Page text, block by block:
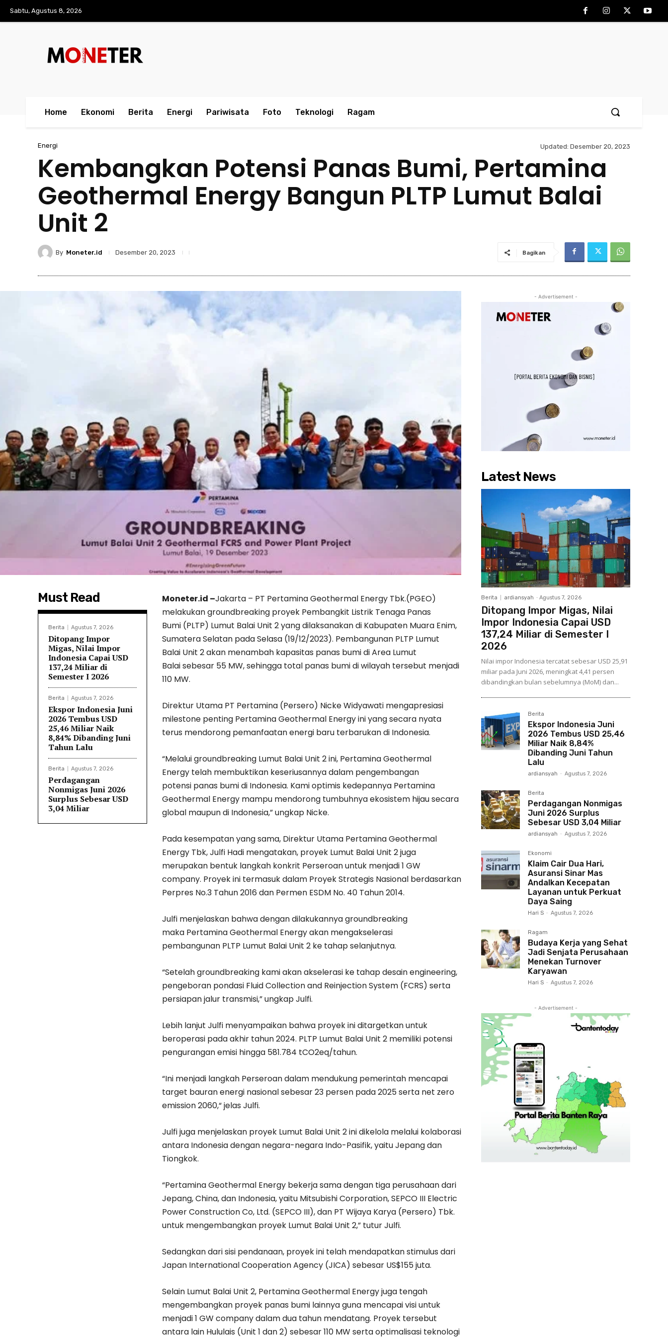
Sabtu, Agustus 8, 2026
Home Ekonomi Berita Energi Pariwisata Foto Teknologi Ragam
Energi Updated: Desember 20, 2023
Kembangkan Potensi Panas Bumi, Pertamina
Geothermal Energy Bangun PLTP Lumut Balai
Unit 2
By Moneter.id Desember 20, 2023 Bagikan
Must Read
Berita Agustus 7, 2026
Ditopang Impor
Migas, Nilai Impor
Indonesia Capai USD
137,24 Miliar di
Semester I 2026
Berita Agustus 7, 2026
Ekspor Indonesia Juni
2026 Tembus USD
25,46 Miliar Naik
8,84% Dibanding Juni
Tahun Lalu
Berita Agustus 7, 2026
Perdagangan
Nonmigas Juni 2026
Surplus Sebesar USD
3,04 Miliar
Moneter.id –Jakarta – PT Pertamina Geothermal Energy Tbk.(PGEO)
melakukan groundbreaking proyek Pembangkit Listrik Tenaga Panas
Bumi (PLTP) Lumut Balai Unit 2 yang dilaksanakan di Kabupaten Muara Enim,
Sumatera Selatan pada Selasa (19/12/2023). Pembangunan PLTP Lumut
Balai Unit 2 akan menambah kapasitas panas bumi di Area Lumut
Balai sebesar 55 MW, sehingga total panas bumi di wilayah tersebut menjadi
110 MW.
Direktur Utama PT Pertamina (Persero) Nicke Widyawati mengapresiasi
milestone penting Pertamina Geothermal Energy ini yang secara nyata
terus mendorong pemanfaatan energi baru terbarukan di Indonesia.
“Melalui groundbreaking Lumut Balai Unit 2 ini, Pertamina Geothermal
Energy telah membuktikan keseriusannya dalam pengembangan
potensi panas bumi di Indonesia. Kami optimis kedepannya Pertamina
Geothermal Energy mampu mendorong tumbuhnya ekosistem hijau secara
global maupun di Indonesia,” ungkap Nicke.
Pada kesempatan yang sama, Direktur Utama Pertamina Geothermal
Energy Tbk, Julfi Hadi mengatakan, proyek Lumut Balai Unit 2 juga
merupakan bentuk langkah konkrit Perseroan untuk menjadi 1 GW
company. Proyek ini termasuk dalam Proyek Strategis Nasional berdasarkan
Perpres No.3 Tahun 2016 dan Permen ESDM No. 40 Tahun 2014.
Julfi menjelaskan bahwa dengan dilakukannya groundbreaking
maka Pertamina Geothermal Energy akan mengakselerasi
pembangunan PLTP Lumut Balai Unit 2 ke tahap selanjutnya.
“Setelah groundbreaking kami akan akselerasi ke tahap desain engineering,
pengeboran pondasi Fluid Collection and Reinjection System (FCRS) serta
persiapan jalur transmisi,” ungkap Julfi.
Lebih lanjut Julfi menyampaikan bahwa proyek ini ditargetkan untuk
beroperasi pada akhir tahun 2024. PLTP Lumut Balai Unit 2 memiliki potensi
pengurangan emisi hingga 581.784 tCO2eq/tahun.
“Ini menjadi langkah Perseroan dalam mendukung pemerintah mencapai
target bauran energi nasional sebesar 23 persen pada 2025 serta net zero
emission 2060,“ jelas Julfi.
Julfi juga menjelaskan proyek Lumut Balai Unit 2 ini dikelola melalui kolaborasi
antara Indonesia dengan negara-negara Indo-Pasifik, yaitu Jepang dan
Tiongkok.
“Pertamina Geothermal Energy bekerja sama dengan tiga perusahaan dari
Jepang, China, dan Indonesia, yaitu Mitsubishi Corporation, SEPCO III Electric
Power Construction Co, Ltd. (SEPCO III), dan PT Wijaya Karya (Persero) Tbk.
untuk mengembangkan proyek Lumut Balai Unit 2,” tutur Julfi.
Sedangkan dari sisi pendanaan, proyek ini telah mendapatkan stimulus dari
Japan International Cooperation Agency (JICA) sebesar US$155 juta.
Selain Lumut Balai Unit 2, Pertamina Geothermal Energy juga tengah
mengembangkan proyek panas bumi lainnya guna mencapai visi untuk
menjadi 1 GW company dalam dua tahun mendatang. Proyek tersebut
antara lain Hululais (Unit 1 dan 2) sebesar 110 MW serta optimalisasi teknologi
- Advertisement -
Latest News
Berita ardiansyah - Agustus 7, 2026
Ditopang Impor Migas, Nilai
Impor Indonesia Capai USD
137,24 Miliar di Semester I
2026
Nilai impor Indonesia tercatat sebesar USD 25,91
miliar pada Juni 2026, meningkat 4,41 persen
dibandingkan bulan sebelumnya (MoM) dan...
Berita
Ekspor Indonesia Juni
2026 Tembus USD 25,46
Miliar Naik 8,84%
Dibanding Juni Tahun
Lalu
ardiansyah - Agustus 7, 2026
Berita
Perdagangan Nonmigas
Juni 2026 Surplus
Sebesar USD 3,04 Miliar
ardiansyah - Agustus 7, 2026
Ekonomi
Klaim Cair Dua Hari,
Asuransi Sinar Mas
Andalkan Kecepatan
Layanan untuk Perkuat
Daya Saing
Hari S - Agustus 7, 2026
Ragam
Budaya Kerja yang Sehat
Jadi Senjata Perusahaan
Menekan Turnover
Karyawan
Hari S - Agustus 7, 2026
- Advertisement -